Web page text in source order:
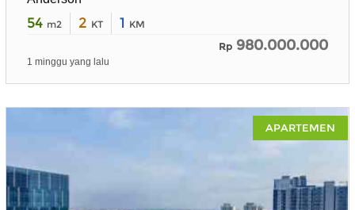
54 m2 2 KT 1 KM
Rp 980.000.000
1 minggu yang lalu
APARTEMEN